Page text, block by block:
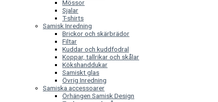
Mössor
Sjalar
T-shirts
Samisk Inredning
Brickor och skärbrädor
Filtar
Kuddar och kuddfodral
Koppar, tallrikar och skålar
Kökshanddukar
Samiskt glas
Övrig Inredning
Samiska accessoarer
Örhängen Samisk Design